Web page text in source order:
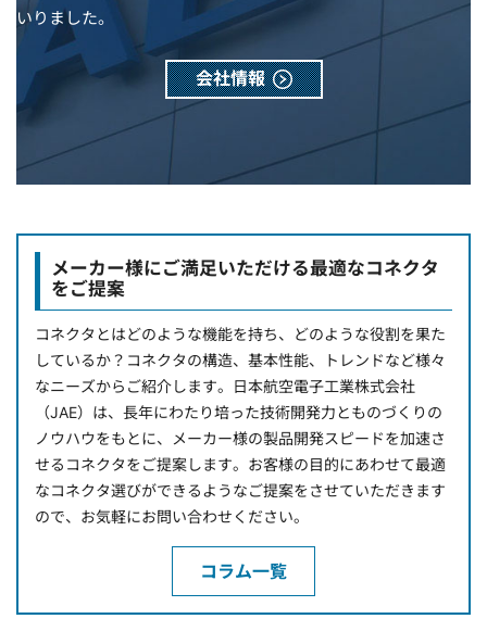
いりました。
会社情報
メーカー様にご満足いただける最適なコネクタ
をご提案
コネクタとはどのような機能を持ち、どのような役割を果た
しているか？コネクタの構造、基本性能、トレンドなど様々
なニーズからご紹介します。日本航空電子工業株式会社
（JAE）は、長年にわたり培った技術開発力とものづくりの
ノウハウをもとに、メーカー様の製品開発スピードを加速さ
せるコネクタをご提案します。お客様の目的にあわせて最適
なコネクタ選びができるようなご提案をさせていただきます
ので、お気軽にお問い合わせください。
コラム一覧